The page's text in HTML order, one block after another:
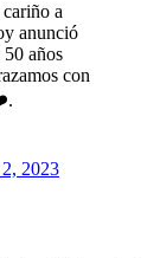
a
anunció
años
con
2023